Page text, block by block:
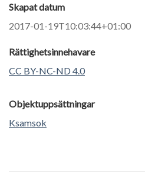
Skapat datum
2017-01-19T10:03:44+01:00
Rättighetsinnehavare
CC BY-NC-ND 4.0
Objektuppsättningar
Ksamsok